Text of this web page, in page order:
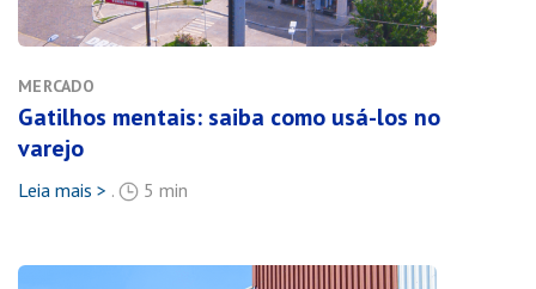
MERCADO
Gatilhos mentais: saiba como usá-los no
varejo
Leia mais > . 5 min